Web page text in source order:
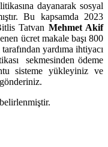
dayanarak sosyal
Bu kapsamda 2023
Tatvan Mehmet Akif
ücret makale başı 800
yardıma ihtiyacı
sekmesinden ödeme
sisteme yükleyiniz ve